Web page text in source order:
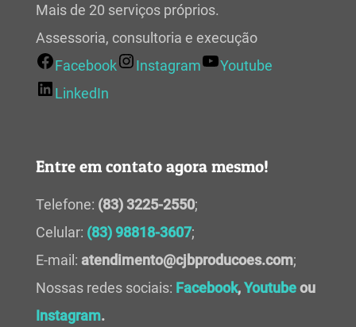
Mais de 20 serviços próprios.
Assessoria, consultoria e execução
Facebook
Instagram
Youtube
LinkedIn
Entre em contato agora mesmo!
Telefone: (83) 3225-2550;
Celular: (83) 98818-3607;
E-mail: atendimento@cjbproducoes.com;
Nossas redes sociais: Facebook,Youtubeou
Instagram.